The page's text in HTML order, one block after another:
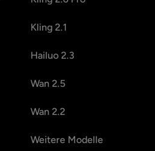
Kling 2.1
Hailuo 2.3
Wan 2.5
Wan 2.2
Weitere Modelle